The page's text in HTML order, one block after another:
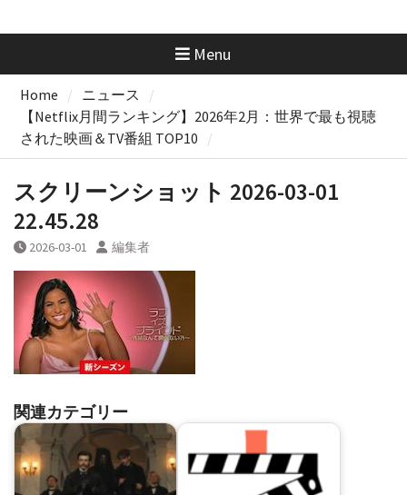
Menu
Home
ニュース
【Netflix月間ランキング】2026年2月：世界で最も視聴
された映画＆TV番組 TOP10
スクリーンショット 2026-03-01
22.45.28
2026-03-01 編集者
関連カテゴリー